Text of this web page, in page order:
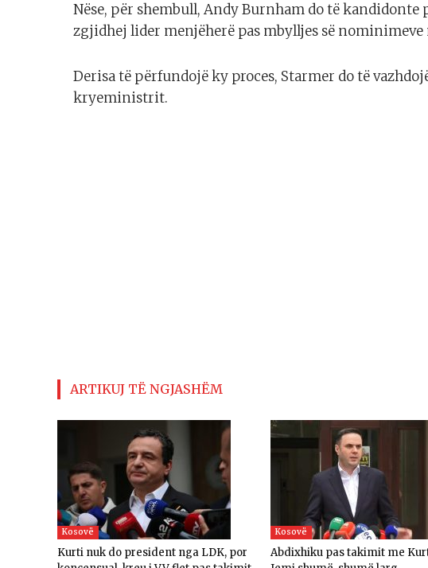
Nëse, për shembull, Andy Burnham do të kandidonte
zgjidhej lider menjëherë pas mbylljes së
Derisa të përfundojë ky proces, Starmer do të
kryeministrit.
ARTIKUJ TË NGJASHËM
Kosovë
Kurti nuk do president nga LDK, por
Kosovë
Abdixhiku pas takimit me